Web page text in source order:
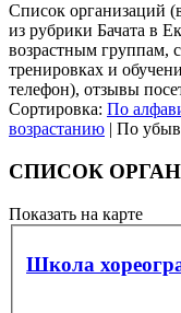
Список организаций
из рубрики Бачата в
возрастным группам,
тренировках и
телефон), отзывы
Сортировка: По
возрастанию | По
СПИСОК
Показать на карте
Школа